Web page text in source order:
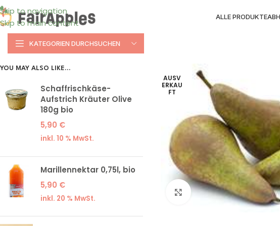
Skip to navigation
Skip to main content
ALLE PRODUKTE
KATEGORIEN DURCHSUCHEN
YOU MAY ALSO LIKE…
Schaffrischkäse-
Aufstrich Kräuter Olive
180g bio
5,90 €
inkl. 10 % MwSt.
Marillennektar 0,75l, bio
5,90 €
inkl. 20 % MwSt.
AUSV
ERKAU
FT
Klick zum Vergrößern